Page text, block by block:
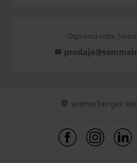
Otprema robe
wienerberger